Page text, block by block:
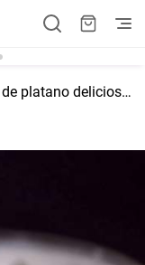
VIDEORECETA El batido de platano delicioso con fresas frescas